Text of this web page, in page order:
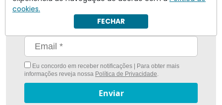
Nunca foi tão fácil ficar bem informado com
Antagonista
Eu concordo em receber notificações | Para obter mais
informações reveja nossa Política de Privacidade.
Enviar
cookies.
FECHAR